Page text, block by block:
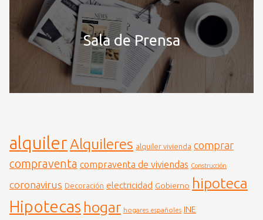
Sala de Prensa
alquiler Alquileres alquiler vivienda comprar
compraventa compraventa de viviendas Construcción
coronavirus Decoración electricidad Gobierno hipoteca
Hipotecas hogar hogares españoles INE